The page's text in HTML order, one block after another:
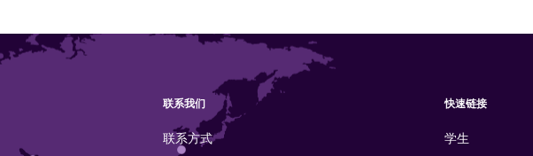
联系我们
联系方式
快速链接
学生